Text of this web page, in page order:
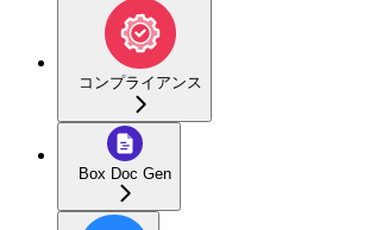
コンプライアンス
Box Doc Gen